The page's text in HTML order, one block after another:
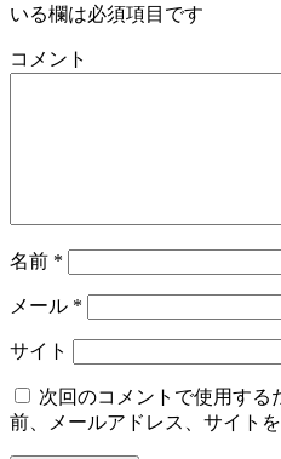
いる欄は必須項目です
コメント
名前 *
メール *
サイト
次回のコメントで使用する
前、メールアドレス、サイトを